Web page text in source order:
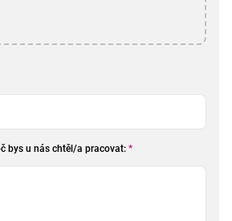
bys u nás chtěl/a pracovat: *